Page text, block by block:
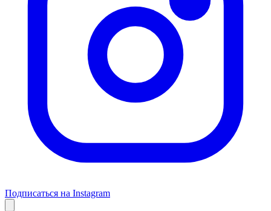
Подписаться на Instagram